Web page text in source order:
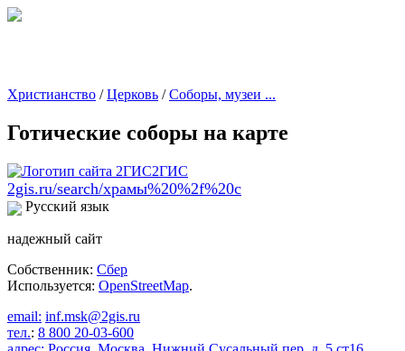
Христианство /Церковь /Соборы, музеи ...
Готические соборы на карте
2gis.ru/search/храмы%20%2f%20с
Русский язык
надежный сайт
Собственник: Сбер
Используется: OpenStreetMap.
email: inf.msk@2gis.ru
тел.: 8 800 20-03-600